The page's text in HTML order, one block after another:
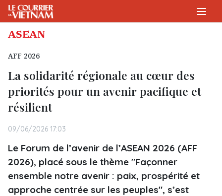
ASEAN
AFF 2026
La solidarité régionale au cœur des
priorités pour un avenir pacifique et
résilient
09/06/2026 17:03
Le Forum de l’avenir de l’ASEAN 2026 (AFF
2026), placé sous le thème "Façonner
ensemble notre avenir : paix, prospérité et
approche centrée sur les peuples", s’est